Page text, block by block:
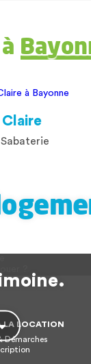
LA LOCATION
Démarches